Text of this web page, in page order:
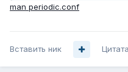
man periodic.conf
Вставить ник Цитата